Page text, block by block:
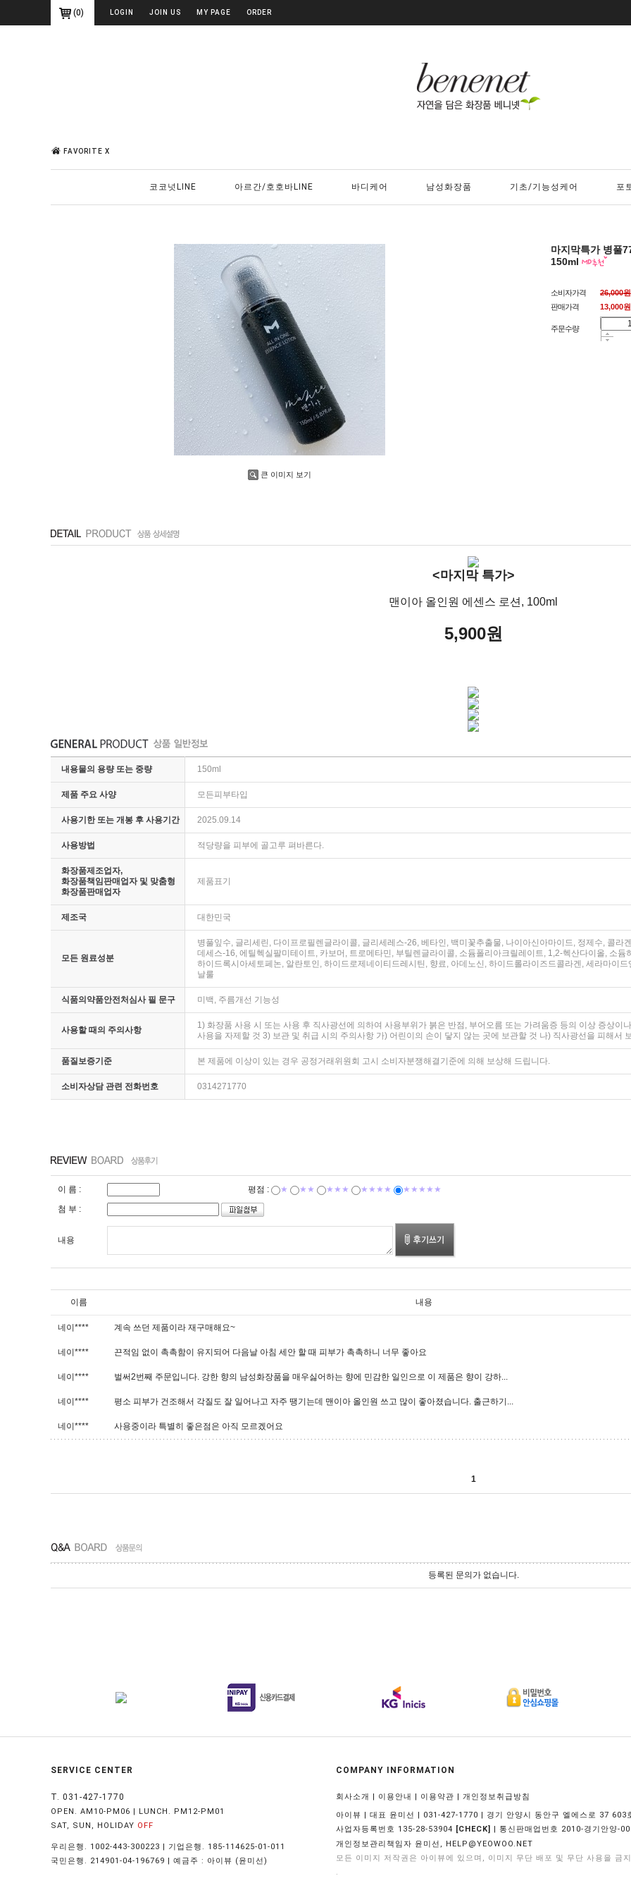
(0) LOGIN JOIN US MY PAGE ORDER
FAVORITE X
코코넛LINE 아르간/호호바LINE 바디케어 남성화장품 기초/기능성케어 포
큰 이미지 보기
마지막특가 병풀
150ml
소비자가격
26,000원
판매가격
13,000원
주문수량
<마지막 특가>
맨이아 올인원 에센스 로션, 100ml
5,900원
내용물의 용량 또는 중량 150ml
제품 주요 사양 모든피부타입
사용기한 또는 개봉 후 사용기간 2025.09.14
사용방법 적당량을 피부에 골고루 펴바른다.
화장품제조업자,
화장품책임판매업자 및 맞춤형
화장품판매업자
제품표기
제조국 대한민국
모든 원료성분
병풀잎수, 글리세린, 다이프로필렌글라이콜, 글리세레스-26, 베타인, 백미꽃추출물, 나이아신아마이드, 정제수, 콜
데세스-16, 에틸헥실팔미테이트, 카보머, 트로메타민, 부틸렌글라이콜, 소듐폴리아크릴레이트, 1,2-헥산다이올, 소
하이드록시아세토페논, 알란토인, 하이드로제네이티드레시틴, 향료, 아데노신, 하이드롤라이즈드콜라겐, 세라마이
날룰
식품의약품안전처심사 필 문구 미백, 주름개선 기능성
사용할 때의 주의사항
1) 화장품 사용 시 또는 사용 후 직사광선에 의하여 사용부위가 붉은 반점, 부어오름 또는 가려움증 등의 이상 증상
사용을 자제할 것 3) 보관 및 취급 시의 주의사항 가) 어린이의 손이 닿지 않는 곳에 보관할 것 나) 직사광선을 피해서
품질보증기준 본 제품에 이상이 있는 경우 공정거래위원회 고시 소비자분쟁해결기준에 의해 보상해 드립니다.
소비자상담 관련 전화번호 0314271770
이 름 : 평점 : ★ ★★ ★★★ ★★★★
★★★★★
첨 부 :
내용
이름 내용
네이**** 계속 쓰던 제품이라 재구매해요~
네이**** 끈적임 없이 촉촉함이 유지되어 다음날 아침 세안 할 때 피부가 촉촉하니 너무 좋아요
네이**** 벌써2번째 주문입니다. 강한 향의 남성화장품을 매우싫어하는 향에 민감한 일인으로 이 제품은 향이 강하...
네이**** 평소 피부가 건조해서 각질도 잘 일어나고 자주 땡기는데 맨이아 올인원 쓰고 많이 좋아졌습니다. 출근하기...
네이**** 사용중이라 특별히 좋은점은 아직 모르겠어요
1
등록된 문의가 없습니다.
SERVICE CENTER
T. 031-427-1770
OPEN. AM10-PM06 | LUNCH. PM12-PM01
SAT, SUN, HOLIDAY OFF
우리은행. 1002-443-300223 | 기업은행. 185-114625-01-011
국민은행. 214901-04-196769 | 예금주 : 아이뷰 (윤미선)
COMPANY INFORMATION
회사소개 이용안내 이용약관
개인정보취급방침
아이뷰 | 대표 윤미선 | 031-427-1770 | 경기 안양시 동안구 엘에스로 37 603
사업자등록번호 135-28-53904
[CHECK]
| 통신판매업번호 2010-경기안양-
개인정보관리책임자 윤미선, HELP@YEOWOO.NET
모든 이미지 저작권은 아이뷰에 있으며, 이미지 무단 배포 및 무단 사용을 금
.